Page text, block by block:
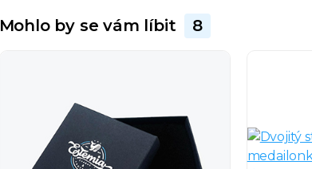
Mohlo by se vám líbit 8